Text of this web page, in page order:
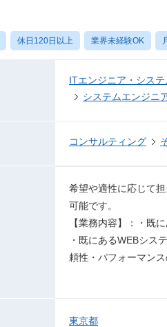
休日120日以上 業界未経験OK
ITエンジニア・シス
システムエンジニ
コンサルティング
希望や適性に応じて
可能です。
【業務内容】：・既
・既にあるWEBシス
頼性・パフォーマン
東京都